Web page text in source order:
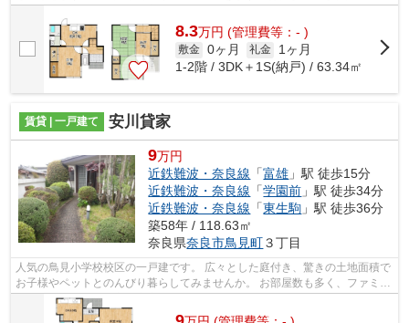
なるお住まいで使い勝手が良い。近隣...
8.3万円 (管理費等：- )
敷金 0ヶ月 礼金
1ヶ月
1-2階 / 3DK＋1S(納戸) / 63.34㎡
賃貸 | 一戸建て 安川貸家
9万円
近鉄難波・奈良線 「富雄 」駅 徒歩15分
近鉄難波・奈良線 「学園前 」駅 徒歩34分
近鉄難波・奈良線 「東生駒 」駅 徒歩36分
築58年 / 118.63㎡
奈良県奈良市鳥見町３丁目
人気の鳥見小学校校区の一戸建です。 広々とした庭付き、驚きの土地面積で
お子様やペットとのんびり暮らしてみませんか。 お部屋数も多く、ファミリ
ーさんや荷物の多い方も安心です♪お...